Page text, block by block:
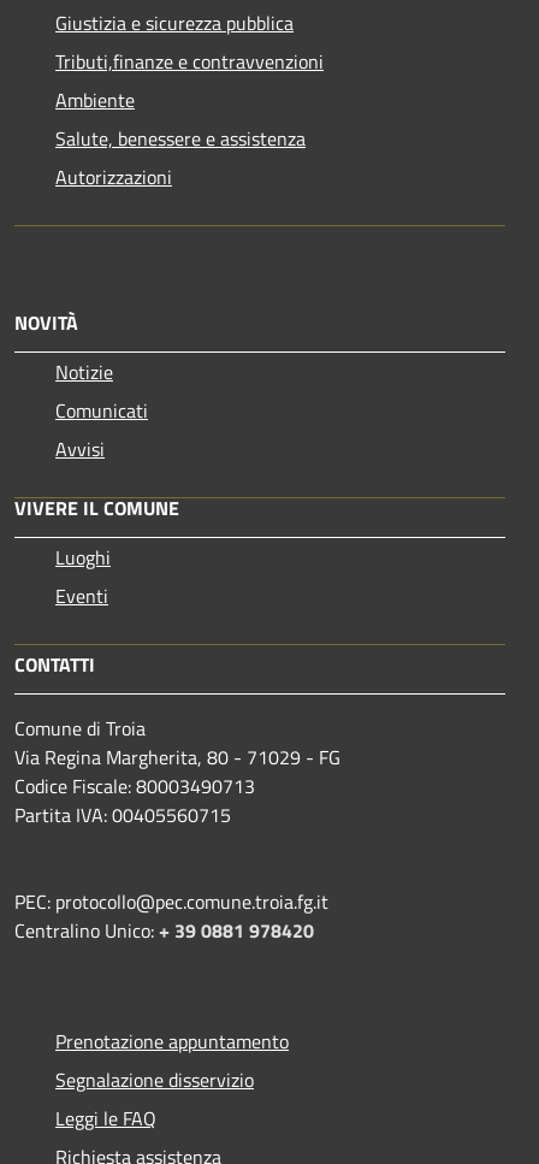
Giustizia e sicurezza pubblica
Tributi,finanze e contravvenzioni
Ambiente
Salute, benessere e assistenza
Autorizzazioni
NOVITÀ
Notizie
Comunicati
Avvisi
VIVERE IL COMUNE
Luoghi
Eventi
CONTATTI
Comune di Troia
Via Regina Margherita, 80 - 71029 - FG
Codice Fiscale: 80003490713
Partita IVA: 00405560715
PEC: protocollo@pec.comune.troia.fg.it
Centralino Unico:+ 39 0881 978420
Prenotazione appuntamento
Segnalazione disservizio
Leggi le FAQ
Richiesta assistenza